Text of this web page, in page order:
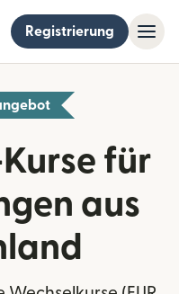
Registrierung
Kurse für
aus